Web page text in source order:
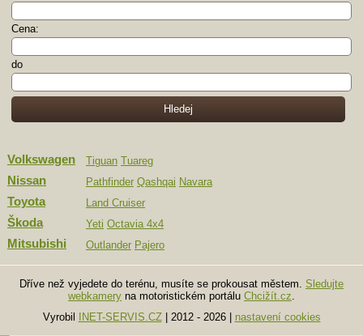
Cena:
do
Volkswagen Tiguan Tuareg
Nissan Pathfinder Qashqai Navara
Toyota Land Cruiser
Škoda Yeti Octavia 4x4
Mitsubishi Outlander Pajero
Dříve než vyjedete do terénu, musíte se prokousat městem. Sledujte
webkamery na motoristickém portálu Chcižít.cz.
Vyrobil
INET-SERVIS.CZ| 2012 - 2026| nastavení cookies